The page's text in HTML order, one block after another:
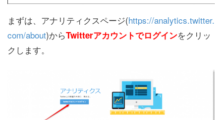
まずは、アナリティクスページ(https://analytics.twitter.
com/about)からTwitterアカウントでログインをクリッ
クします。